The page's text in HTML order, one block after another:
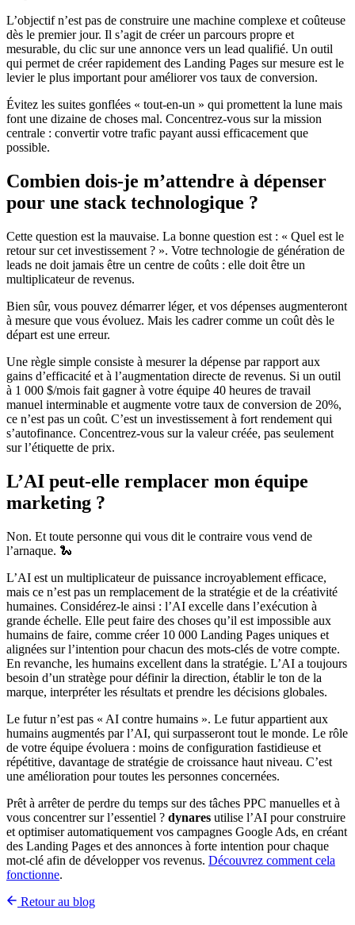
L’objectif n’est pas de construire une machine complexe et coûteuse
dès le premier jour. Il s’agit de créer un parcours propre et
mesurable, du clic sur une annonce vers un lead qualifié. Un outil
qui permet de créer rapidement des Landing Pages sur mesure est le
levier le plus important pour améliorer vos taux de conversion.
Évitez les suites gonflées « tout-en-un » qui promettent la lune mais
font une dizaine de choses mal. Concentrez-vous sur la mission
centrale : convertir votre trafic payant aussi efficacement que
possible.
Combien dois-je m’attendre à dépenser
pour une stack technologique ?
Cette question est la mauvaise. La bonne question est : « Quel est le
retour sur cet investissement ? ». Votre technologie de génération de
leads ne doit jamais être un centre de coûts : elle doit être un
multiplicateur de revenus.
Bien sûr, vous pouvez démarrer léger, et vos dépenses augmenteront
à mesure que vous évoluez. Mais les cadrer comme un coût dès le
départ est une erreur.
Une règle simple consiste à mesurer la dépense par rapport aux
gains d’efficacité et à l’augmentation directe de revenus. Si un outil
à 1 000 $/mois fait gagner à votre équipe 40 heures de travail
manuel interminable et augmente votre taux de conversion de 20%,
ce n’est pas un coût. C’est un investissement à fort rendement qui
s’autofinance. Concentrez-vous sur la valeur créée, pas seulement
sur l’étiquette de prix.
L’AI peut-elle remplacer mon équipe
marketing ?
Non. Et toute personne qui vous dit le contraire vous vend de
l’arnaque. 🐍
L’AI est un multiplicateur de puissance incroyablement efficace,
mais ce n’est pas un remplacement de la stratégie et de la créativité
humaines. Considérez-le ainsi : l’AI excelle dans l’exécution à
grande échelle. Elle peut faire des choses qu’il est impossible aux
humains de faire, comme créer 10 000 Landing Pages uniques et
alignées sur l’intention pour chacun des mots-clés de votre compte.
En revanche, les humains excellent dans la stratégie. L’AI a toujours
besoin d’un stratège pour définir la direction, établir le ton de la
marque, interpréter les résultats et prendre les décisions globales.
Le futur n’est pas « AI contre humains ». Le futur appartient aux
humains augmentés par l’AI, qui surpasseront tout le monde. Le rôle
de votre équipe évoluera : moins de configuration fastidieuse et
répétitive, davantage de stratégie de croissance haut niveau. C’est
une amélioration pour toutes les personnes concernées.
Prêt à arrêter de perdre du temps sur des tâches PPC manuelles et à
vous concentrer sur l’essentiel ? dynares utilise l’AI pour construire
et optimiser automatiquement vos campagnes Google Ads, en créant
des Landing Pages et des annonces à forte intention pour chaque
mot-clé afin de développer vos revenus. Découvrez comment cela
fonctionne.
Retour au blog